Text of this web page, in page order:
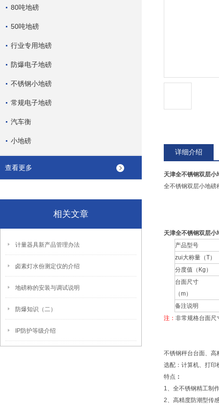
80吨地磅
50吨地磅
行业专用地磅
防爆电子地磅
不锈钢小地磅
常规电子地磅
汽车衡
小地磅
查看更多
相关文章
计量器具新产品管理办法
卤素灯水份测定仪的介绍
地磅称的安装与调试说明
防爆知识（二）
IP防护等级介绍
详细介绍
天津全不锈钢双层小
全不锈钢双层小地磅
天津全不锈钢双层小
产品型号
zui大称量（T）
分度值（Kg）
台面尺寸
（m）
备注说明
注： 非常规格台面尺
不锈钢秤台台面、高
选配：计算机、打印
特点 ：
1、全不锈钢精工制
2、高精度防潮型传